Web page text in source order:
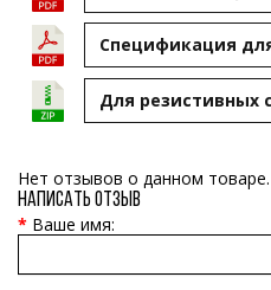
Cпецификация
Для резистивных
Нет отзывов о данном товаре.
Написать отзыв
Ваше имя: